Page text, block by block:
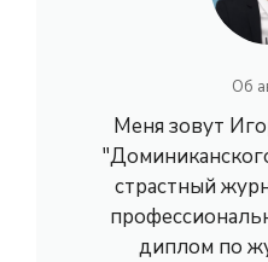
Об
Меня зовут
страстный
диплом по